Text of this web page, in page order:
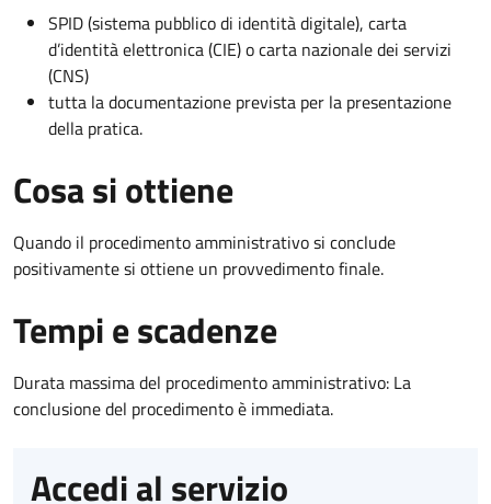
SPID (sistema pubblico di identità digitale), carta
d’identità elettronica (CIE) o carta nazionale dei servizi
(CNS)
tutta la documentazione prevista per la presentazione
della pratica.
Cosa si ottiene
Quando il procedimento amministrativo si conclude
positivamente si ottiene un provvedimento finale.
Tempi e scadenze
Durata massima del procedimento amministrativo: La
conclusione del procedimento è immediata.
Accedi al servizio